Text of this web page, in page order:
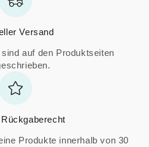
Versand
auf den Produktseiten
Produkte innerhalb von 30